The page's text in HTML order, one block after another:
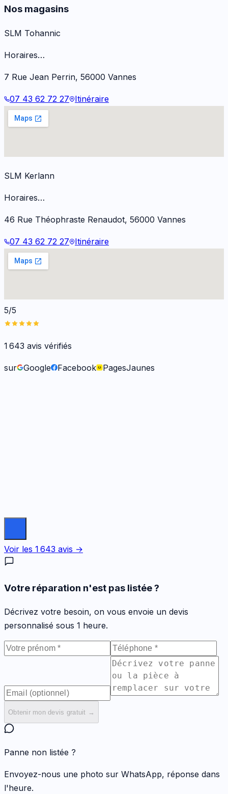
Nos magasins
SLM Tohannic
Horaires…
7 Rue Jean Perrin, 56000 Vannes
07 43 62 72 27 Itinéraire
SLM Kerlann
Horaires…
46 Rue Théophraste Renaudot, 56000 Vannes
07 43 62 72 27 Itinéraire
5/5
1 643 avis vérifiés
sur Google Facebook PagesJaunes
Voir les 1 643 avis →
Votre réparation n'est pas listée ?
Décrivez votre besoin, on vous envoie un devis
personnalisé sous 1 heure.
Obtenir mon devis gratuit →
Panne non listée ?
Envoyez-nous une photo sur WhatsApp, réponse dans
l'heure.